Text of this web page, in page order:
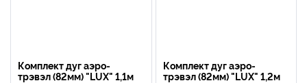
Комплект дуг аэро-
трэвэл (82мм) "LUX" 1,1м
Комплект дуг аэро-
трэвэл (82мм) "LUX" 1,2м